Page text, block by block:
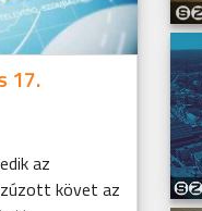
17.
az
követ az